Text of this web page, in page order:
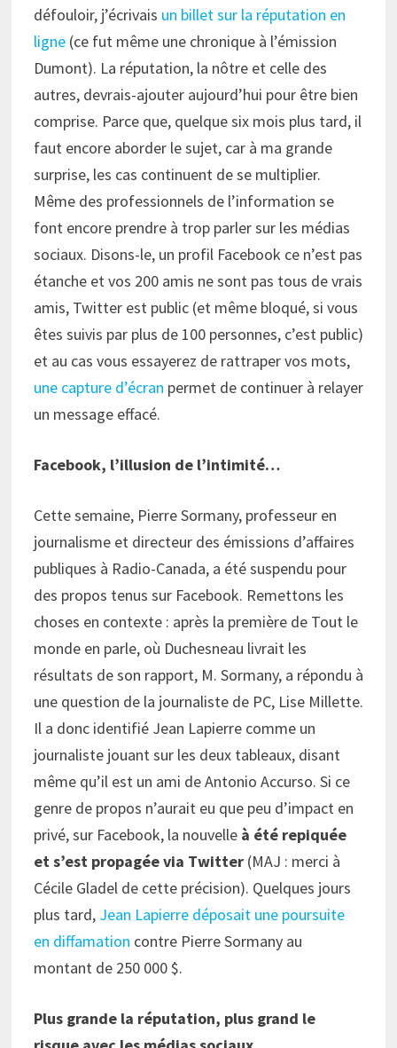
défouloir, j’écrivais un billet sur la réputation en
ligne(ce fut même une chronique à l’émission
Dumont). La réputation, la nôtre et celle des
autres, devrais-ajouter aujourd’hui pour être bien
comprise. Parce que, quelque six mois plus tard, il
faut encore aborder le sujet, car à ma grande
surprise, les cas continuent de se multiplier.
Même des professionnels de l’information se
font encore prendre à trop parler sur les médias
sociaux. Disons-le, un profil Facebook ce n’est pas
étanche et vos 200 amis ne sont pas tous de vrais
amis, Twitter est public (et même bloqué, si vous
êtes suivis par plus de 100 personnes, c’est public)
et au cas vous essayerez de rattraper vos mots,
une capture d’écran permet de continuer à relayer
un message effacé.
Facebook, l’illusion de l’intimité…
Cette semaine, Pierre Sormany, professeur en
journalisme et directeur des émissions d’affaires
publiques à Radio-Canada, a été suspendu pour
des propos tenus sur Facebook. Remettons les
choses en contexte : après la première de Tout le
monde en parle, où Duchesneau livrait les
résultats de son rapport, M. Sormany, a répondu à
une question de la journaliste de PC, Lise Millette.
Il a donc identifié Jean Lapierre comme un
journaliste jouant sur les deux tableaux, disant
même qu’il est un ami de Antonio Accurso. Si ce
genre de propos n’aurait eu que peu d’impact en
privé, sur Facebook, la nouvelle à été repiquée
et s’est propagée via Twitter(MAJ : merci à
Cécile Gladel de cette précision). Quelques jours
plus tard, Jean Lapierre déposait une poursuite
en diffamation contre Pierre Sormany au
montant de 250 000 $.
Plus grande la réputation, plus grand le